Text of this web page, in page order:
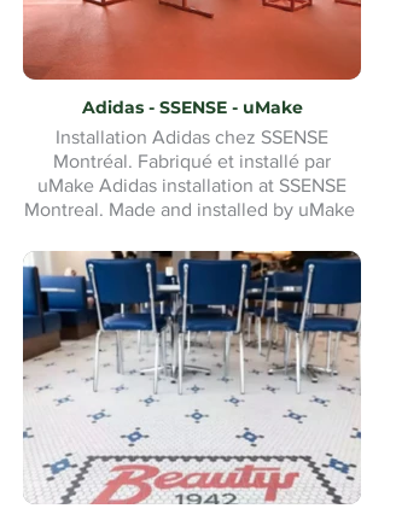
Adidas - SSENSE - uMake
Installation Adidas chez SSENSE
Montréal. Fabriqué et installé par
uMake Adidas installation at SSENSE
Montreal. Made and installed by uMake